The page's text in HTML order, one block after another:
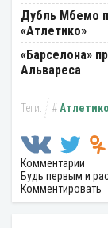
Дубль Мбемо
«Атлетико»
«Барселона»
Альвареса
Атлетико
Комментарии
Будь первым и
Комментировать